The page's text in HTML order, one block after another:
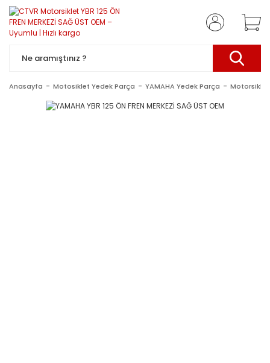
Anasayfa Motosiklet Yedek Parça YAMAHA Yedek Parça Motorsiklet